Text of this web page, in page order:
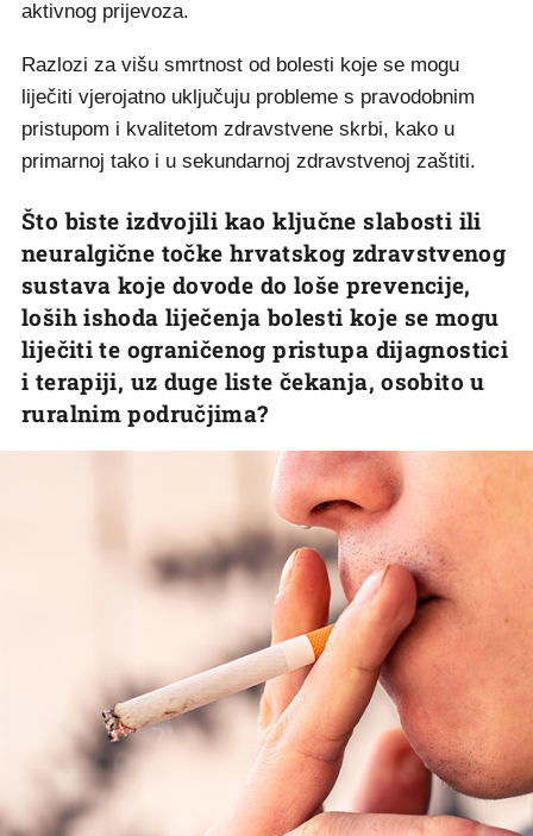
aktivnog prijevoza.
Razlozi za višu smrtnost od bolesti koje se mogu
liječiti vjerojatno uključuju probleme s pravodobnim
pristupom i kvalitetom zdravstvene skrbi, kako u
primarnoj tako i u sekundarnoj zdravstvenoj zaštiti.
Što biste izdvojili kao ključne slabosti ili
neuralgične točke hrvatskog zdravstvenog
sustava koje dovode do loše prevencije,
loših ishoda liječenja bolesti koje se mogu
liječiti te ograničenog pristupa dijagnostici
i terapiji, uz duge liste čekanja, osobito u
ruralnim područjima?